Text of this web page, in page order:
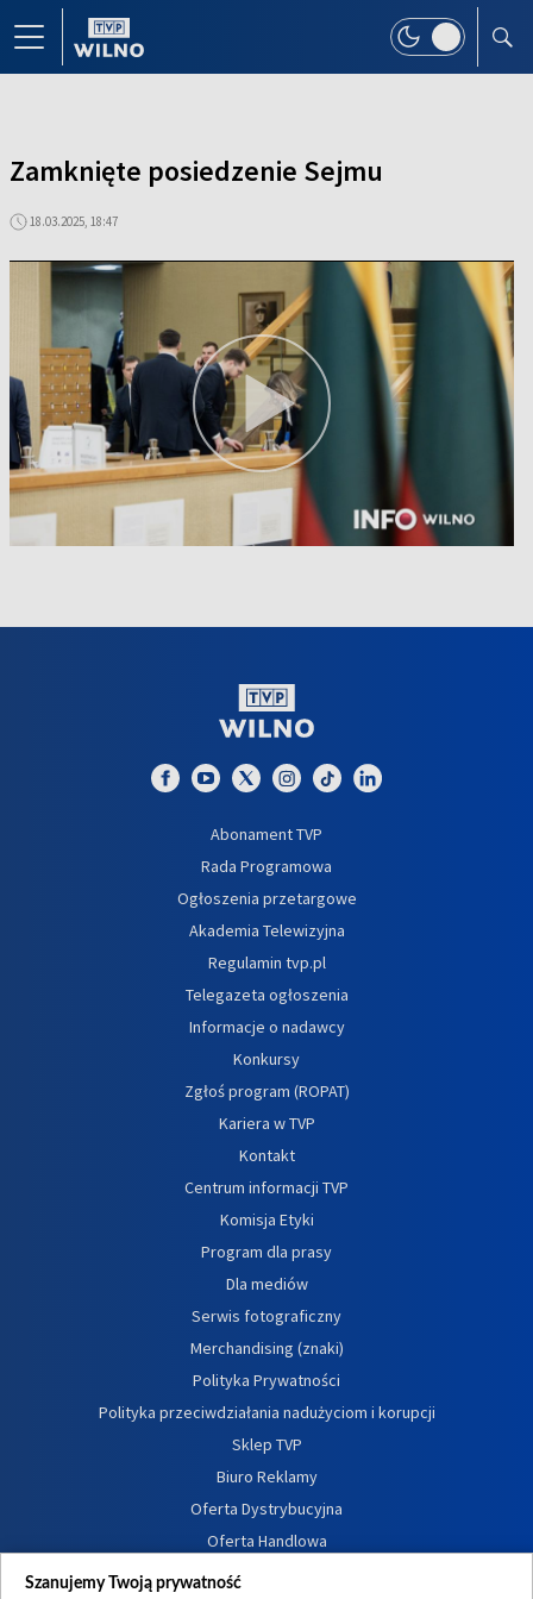
Zamknięte posiedzenie Sejmu
18.03.2025, 18:47
Abonament TVP
Rada Programowa
Ogłoszenia przetargowe
Akademia Telewizyjna
Regulamin tvp.pl
Telegazeta ogłoszenia
Informacje o nadawcy
Konkursy
Zgłoś program (ROPAT)
Kariera w TVP
Kontakt
Centrum informacji TVP
Komisja Etyki
Program dla prasy
Dla mediów
Serwis fotograficzny
Merchandising (znaki)
Polityka Prywatności
Polityka przeciwdziałania nadużyciom i korupcji
Sklep TVP
Biuro Reklamy
Oferta Dystrybucyjna
Oferta Handlowa
Dostępność
Szanujemy Twoją prywatność